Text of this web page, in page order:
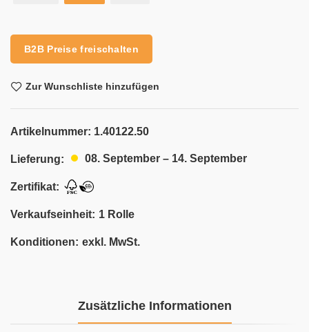
B2B Preise freischalten
Zur Wunschliste hinzufügen
Artikelnummer: 1.40122.50
Lieferung: 08. September – 14. September
Zertifikat:
Verkaufseinheit: 1 Rolle
Konditionen: exkl. MwSt.
Zusätzliche Informationen